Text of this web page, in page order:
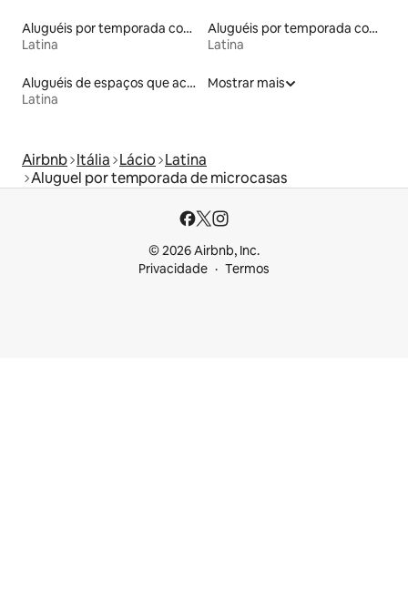
Aluguéis por temporada com café da manhã
Latina
Aluguéis por temporada com banheira de hidromassagem
Latina
Aluguéis de espaços que aceitam animais de estimação
Latina
Mostrar mais
Airbnb Itália Lácio Latina
Aluguel por temporada de microcasas
© 2026 Airbnb, Inc.
Privacidade
Termos